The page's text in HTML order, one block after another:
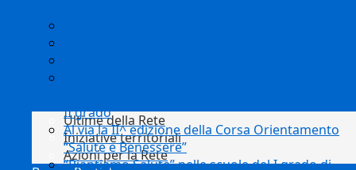
Ultime della Rete
Iniziative territoriali
Azioni per la Rete
II grado
Al via la II^ edizione della Corsa Orientamento
“Salute e Benessere”
“Piantiamo Salute” nelle scuole del I grado di